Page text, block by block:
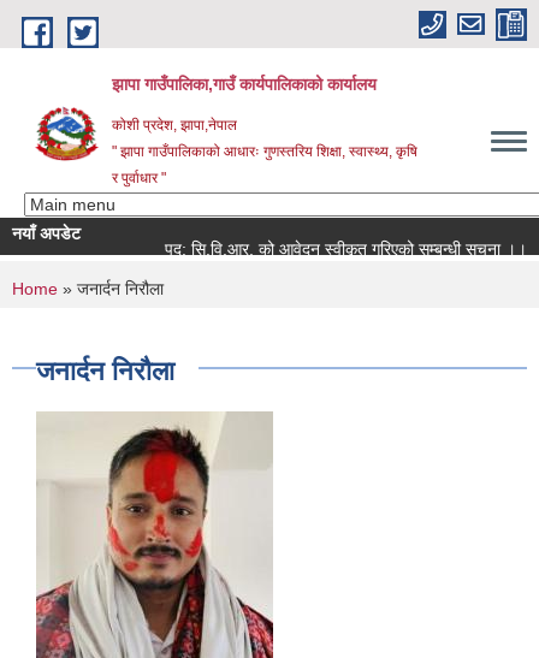
Skip to main content
झापा गाउँपालिका,गाउँ कार्यपालिकाको कार्यालय
कोशी प्रदेश, झापा,नेपाल
" झापा गाउँपालिकाको आधारः गुणस्तरिय शिक्षा, स्वास्थ्य, कृषि
र पुर्वाधार "
नयाँ अपडेट
पद: सि.वि.आर. को आवेदन स्वीकृत गरिएको सम्बन्धी सूचना ।।
You are here
Home » जनार्दन निरौला
जनार्दन निरौला